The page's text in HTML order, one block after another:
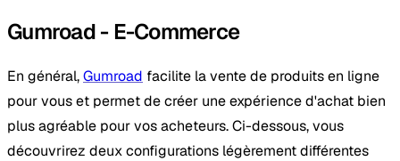
Gumroad - E-Commerce
En général,Gumroad facilite la vente de produits en ligne
pour vous et permet de créer une expérience d'achat bien
plus agréable pour vos acheteurs. Ci-dessous, vous
découvrirez deux configurations légèrement différentes